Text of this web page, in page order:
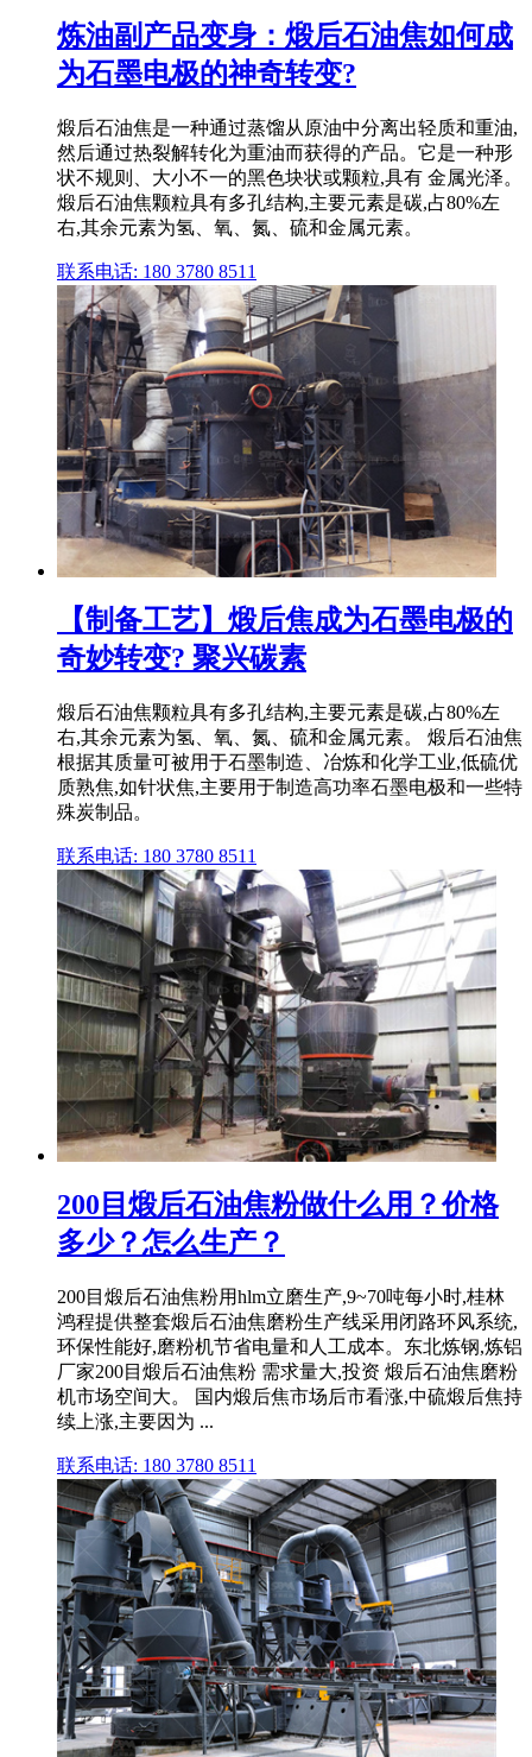
炼油副产品变身：煅后石油焦如何成
为石墨电极的神奇转变?
煅后石油焦是一种通过蒸馏从原油中分离出轻质和重油,
然后通过热裂解转化为重油而获得的产品。它是一种形
状不规则、大小不一的黑色块状或颗粒,具有 金属光泽。
煅后石油焦颗粒具有多孔结构,主要元素是碳,占80%左
右,其余元素为氢、氧、氮、硫和金属元素。
联系电话: 180 3780 8511
【制备工艺】煅后焦成为石墨电极的
奇妙转变? 聚兴碳素
煅后石油焦颗粒具有多孔结构,主要元素是碳,占80%左
右,其余元素为氢、氧、氮、硫和金属元素。 煅后石油焦
根据其质量可被用于石墨制造、冶炼和化学工业,低硫优
质熟焦,如针状焦,主要用于制造高功率石墨电极和一些特
殊炭制品。
联系电话: 180 3780 8511
200目煅后石油焦粉做什么用？价格
多少？怎么生产？
200目煅后石油焦粉用hlm立磨生产,9~70吨每小时,桂林
鸿程提供整套煅后石油焦磨粉生产线采用闭路环风系统,
环保性能好,磨粉机节省电量和人工成本。东北炼钢,炼铝
厂家200目煅后石油焦粉 需求量大,投资 煅后石油焦磨粉
机市场空间大。 国内煅后焦市场后市看涨,中硫煅后焦持
续上涨,主要因为 ...
联系电话: 180 3780 8511